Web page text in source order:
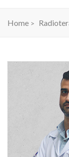
Home